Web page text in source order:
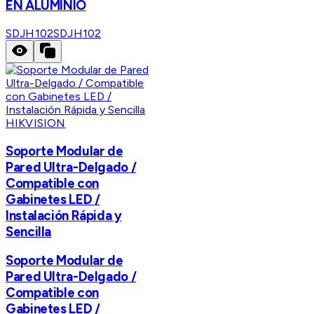
EN ALUMINIO
SDJH102SDJH102
HIKVISION
Soporte Modular de
Pared Ultra-Delgado /
Compatible con
Gabinetes LED /
Instalación Rápida y
Sencilla
Soporte Modular de
Pared Ultra-Delgado /
Compatible con
Gabinetes LED /